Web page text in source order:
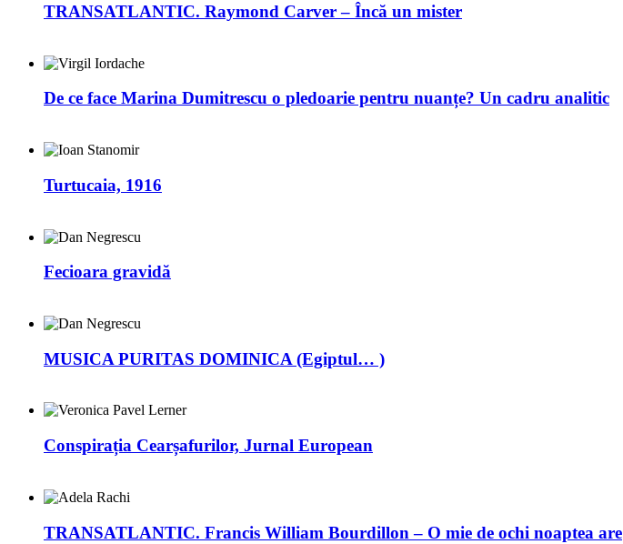
TRANSATLANTIC. Raymond Carver – Încă un mister
De ce face Marina Dumitrescu o pledoarie pentru nuanțe? Un cadru analitic
Turtucaia, 1916
Fecioara gravidă
MUSICA PURITAS DOMINICA (Egiptul… )
Conspirația Cearșafurilor, Jurnal European
TRANSATLANTIC. Francis William Bourdillon – O mie de ochi noaptea are